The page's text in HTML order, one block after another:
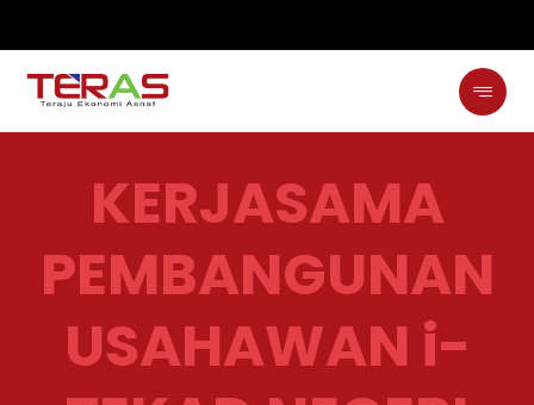
KERJASAMA
PEMBANGUNAN
USAHAWAN i-